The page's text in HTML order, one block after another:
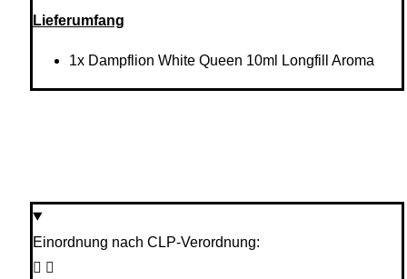
Lieferumfang
1x Dampflion White Queen 10ml Longfill Aroma
Einordnung nach CLP-Verordnung: